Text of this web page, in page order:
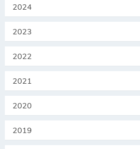
2024
2023
2022
2021
2020
2019